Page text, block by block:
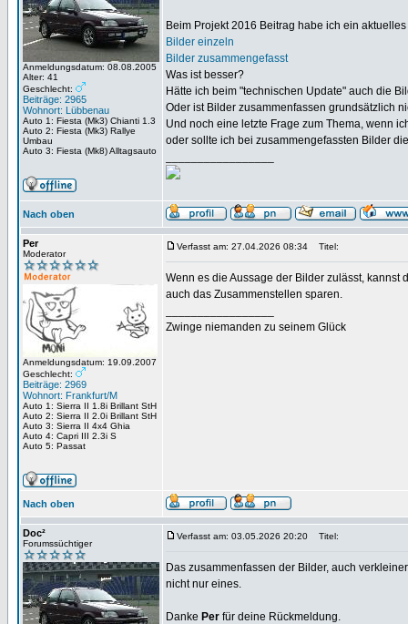
Anmeldungsdatum: 08.08.2005
Alter: 41
Geschlecht:
Beiträge: 2965
Wohnort: Lübbenau
Auto 1: Fiesta (Mk3) Chianti 1.3
Auto 2: Fiesta (Mk3) Rallye
Umbau
Auto 3: Fiesta (Mk8) Alltagsauto
Beim Projekt 2016 Beitrag habe ich ein
Bilder einzeln
Bilder zusammengefasst
Was ist besser?
Hätte ich beim "technischen Update" auch die
Oder ist Bilder zusammenfassen grundsätzlich
Und noch eine letzte Frage zum Thema, wenn
oder sollte ich bei zusammengefassten Bilder
Nach oben
Per
Moderator
Anmeldungsdatum: 19.09.2007
Geschlecht:
Beiträge: 2969
Wohnort: Frankfurt/M
Auto 1: Sierra II 1.8i Brillant StH
Auto 2: Sierra II 2.0i Brillant StH
Auto 3: Sierra II 4x4 Ghia
Auto 4: Capri III 2.3i S
Auto 5: Passat
Verfasst am: 27.04.2026 08:34 Titel:
Wenn es die Aussage der Bilder zulässt,
auch das Zusammenstellen sparen.
Zwinge niemanden zu seinem Glück
Nach oben
Doc²
Forumssüchtiger
Verfasst am: 03.05.2026 20:20 Titel:
Das zusammenfassen der Bilder, auch
nicht nur eines.
Danke Per für deine Rückmeldung.